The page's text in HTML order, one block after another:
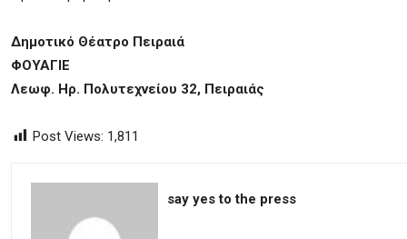
Δημοτικό Θέατρο Πειραιά
ΦΟΥΑΓΙΕ
Λεωφ. Ηρ. Πολυτεχνείου 32, Πειραιάς
Post Views: 1,811
say yes to the press